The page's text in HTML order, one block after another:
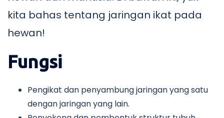
kita bahas tentang jaringan ikat pada
hewan!
Fungsi
Pengikat dan penyambung jaringan yang satu
dengan jaringan yang lain.